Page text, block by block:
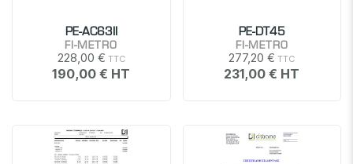
PE-AC63II
FI-METRO
228,00 €
190,00 €
PE-DT45
FI-METRO
277,20 €
231,00 €